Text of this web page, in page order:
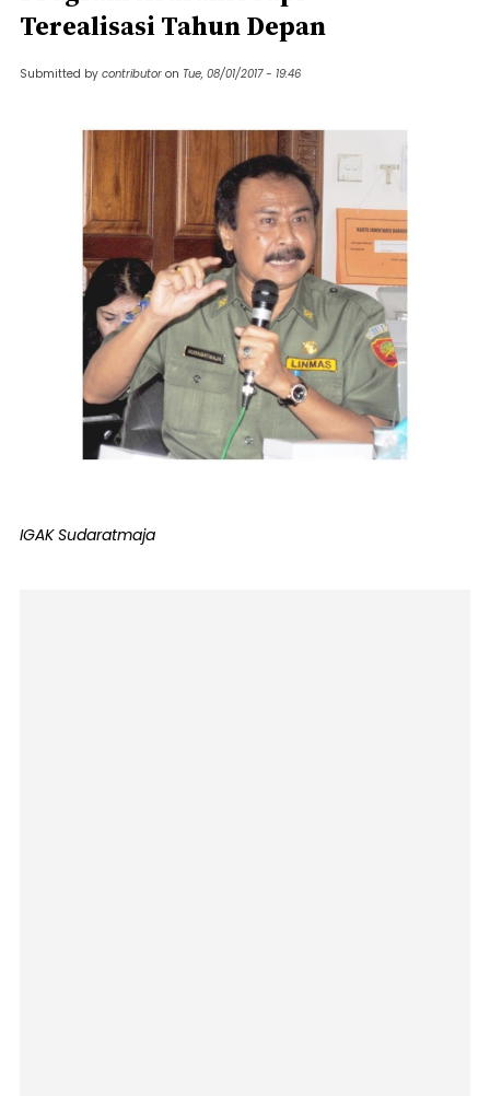
Terealisasi Tahun Depan
Submitted by contributor on Tue, 08/01/2017 - 19:46
IGAK Sudaratmaja